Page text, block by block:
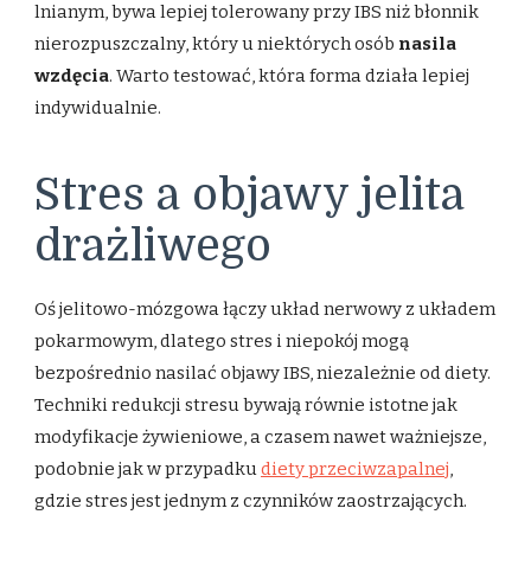
lnianym, bywa lepiej tolerowany przy IBS niż błonnik
nierozpuszczalny, który u niektórych osób nasila
wzdęcia. Warto testować, która forma działa lepiej
indywidualnie.
Stres a objawy jelita
drażliwego
Oś jelitowo-mózgowa łączy układ nerwowy z układem
pokarmowym, dlatego stres i niepokój mogą
bezpośrednio nasilać objawy IBS, niezależnie od diety.
Techniki redukcji stresu bywają równie istotne jak
modyfikacje żywieniowe, a czasem nawet ważniejsze,
podobnie jak w przypadkudiety przeciwzapalnej,
gdzie stres jest jednym z czynników zaostrzających.